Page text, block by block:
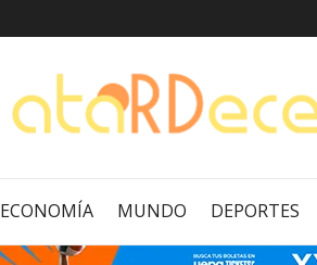
ECONOMÍA MUNDO DEPORTES